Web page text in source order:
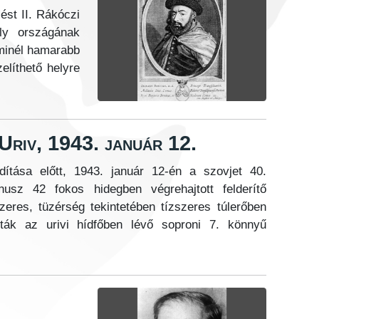
II. Rákóczi
országának
hamarabb
helyre
1943. január 12.
előtt, 1943. január 12-én a szovjet 40.
42 fokos hidegben végrehajtott felderítő
tüzérség tekintetében tízszeres túlerőben
az urivi hídfőben lévő soproni 7. könnyű